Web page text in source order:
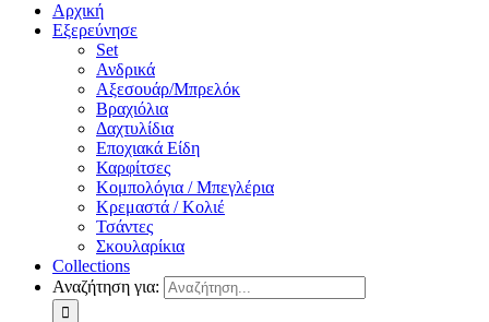
Αρχική
Εξερεύνησε
Set
Ανδρικά
Αξεσουάρ/Μπρελόκ
Βραχιόλια
Δαχτυλίδια
Εποχιακά Είδη
Καρφίτσες
Κομπολόγια / Μπεγλέρια
Κρεμαστά / Κολιέ
Τσάντες
Σκουλαρίκια
Collections
Αναζήτηση για: